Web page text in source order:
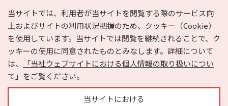
PAGE TOP
当サイトでは、利用者が当サイトを閲覧する際のサービス向
上およびサイトの利用状況把握のため、クッキー（Cookie）
を使用しています。当サイトでは閲覧を継続されることで、ク
ッキーの使用に同意されたものとみなします。詳細について
は、
「当社ウェブサイトにおける個人情報の取り扱いについ
て」 をご覧ください。
当サイトにおける
e-NAVITA（イーナビタ）とは？ お気に入り
ヘルプ
利用規約
個人情報の取り扱いについて
運営会社
サイトマップ
広告掲載に関するお問い合わせ